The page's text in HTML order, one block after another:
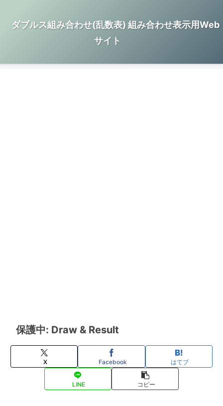
ダブルス組み合わせ(乱数表) 組み合わせ表示用Web
サイト
保護中: Draw & Result
X Facebook はてブ
LINE コピー